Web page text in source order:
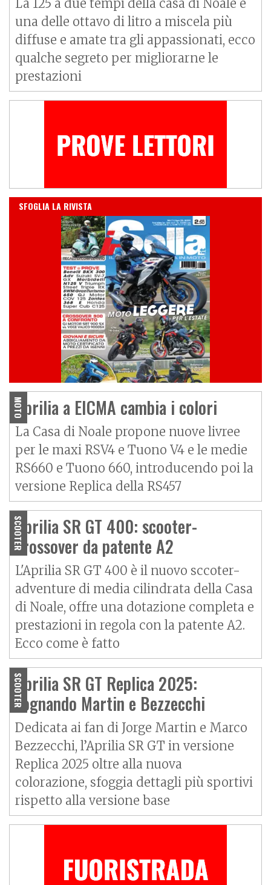
La 125 a due tempi della casa di Noale è
una delle ottavo di litro a miscela più
diffuse e amate tra gli appassionati, ecco
qualche segreto per migliorarne le
prestazioni
IN EDICOLA
SFOGLIA LA RIVISTA
MOTO
Aprilia a EICMA cambia i colori
La Casa di Noale propone nuove livree
per le maxi RSV4 e Tuono V4 e le medie
RS660 e Tuono 660, introducendo poi la
versione Replica della RS457
SCOOTER
Aprilia SR GT 400: scooter-
crossover da patente A2
L'Aprilia SR GT 400 è il nuovo sccoter-
adventure di media cilindrata della Casa
di Noale, offre una dotazione completa e
prestazioni in regola con la patente A2.
Ecco come è fatto
SCOOTER
Aprilia SR GT Replica 2025:
sognando Martin e Bezzecchi
Dedicata ai fan di Jorge Martin e Marco
Bezzecchi, l’Aprilia SR GT in versione
Replica 2025 oltre alla nuova
colorazione, sfoggia dettagli più sportivi
rispetto alla versione base